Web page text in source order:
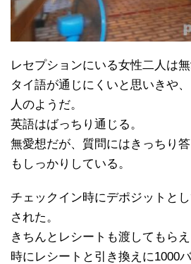
レセプションにいる女性二人は無
タイ語が通じにくいと思いきや
人のようだ。
英語はばっちり通じる。
無愛想だが、質問にはきっちり
もしっかりしている。
チェックイン時にデポジットと
された。
きちんとレシートも渡してもら
時にレシートと引き換えに1000